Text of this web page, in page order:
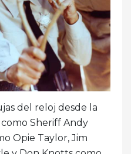
del reloj desde la
Sheriff Andy
Opie Taylor, Jim